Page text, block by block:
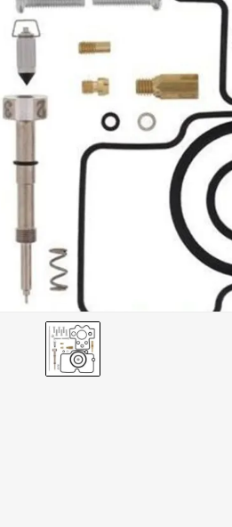
BOTAS